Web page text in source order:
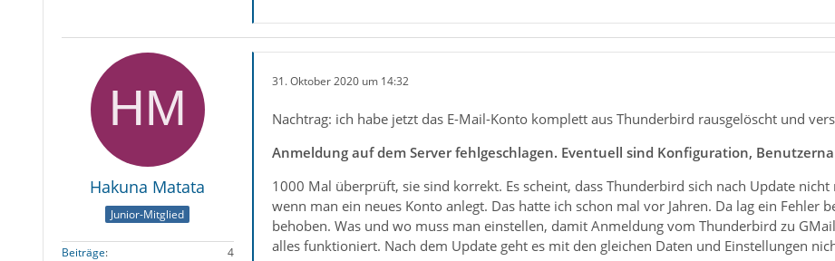
Hakuna Matata
Junior-Mitglied
Beiträge
4
31. Oktober 2020 um 14:32
Nachtrag: ich habe jetzt das E-Mail-Konto komplett aus Thunderbird rausgelöscht und
Anmeldung auf dem Server fehlgeschlagen. Eventuell sind Konfiguration,
1000 Mal überprüft, sie sind korrekt. Es scheint, dass Thunderbird sich nach Update
wenn man ein neues Konto anlegt. Das hatte ich schon mal vor Jahren. Da lag ein Fehler
behoben. Was und wo muss man einstellen, damit Anmeldung vom Thunderbird zu
alles funktioniert. Nach dem Update geht es mit den gleichen Daten und Einstellungen